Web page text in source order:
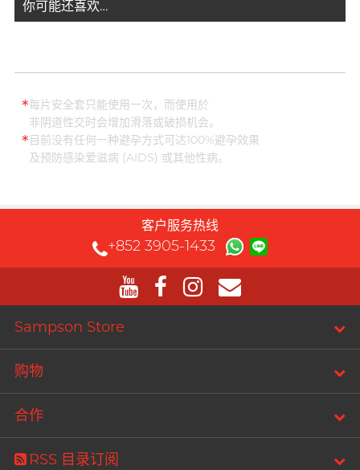
你可能还喜欢…
*每片安全套只能使用一次，而使用於
非阴道性交时会增加滑落或破损机会。
* 目前没有任何一种避孕方式可达100%避孕效果
及预防感染爱滋病 (AIDS) 或其他性病。
客户服务热线
+852 3905-1433
Sampson Store
购物
合作
RSS 目录订阅